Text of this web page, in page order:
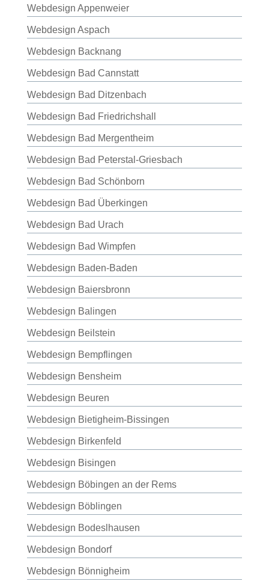
Webdesign Appenweier
Webdesign Aspach
Webdesign Backnang
Webdesign Bad Cannstatt
Webdesign Bad Ditzenbach
Webdesign Bad Friedrichshall
Webdesign Bad Mergentheim
Webdesign Bad Peterstal-Griesbach
Webdesign Bad Schönborn
Webdesign Bad Überkingen
Webdesign Bad Urach
Webdesign Bad Wimpfen
Webdesign Baden-Baden
Webdesign Baiersbronn
Webdesign Balingen
Webdesign Beilstein
Webdesign Bempflingen
Webdesign Bensheim
Webdesign Beuren
Webdesign Bietigheim-Bissingen
Webdesign Birkenfeld
Webdesign Bisingen
Webdesign Böbingen an der Rems
Webdesign Böblingen
Webdesign Bodeslhausen
Webdesign Bondorf
Webdesign Bönnigheim